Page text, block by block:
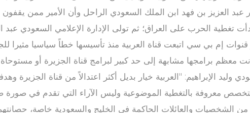
تغطية الحرب على العراق؛ ثم تولى الإدارة الإعلامي السعودي
إم بي سي اتبعت قناة العربية منذ تأسيسها خطاً سياسيا مثيرا
وليد الإبراهيم: "العربية خيار بديل أكثر اعتدالاً من قناة